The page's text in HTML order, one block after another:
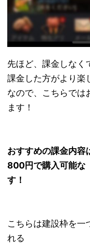
先ほど、課金しなく
課金した方がより楽
なので、こちらでは
ます！
おすすめの課金内容
800円で購入可能な
す！
こちらは建設枠を一
れる